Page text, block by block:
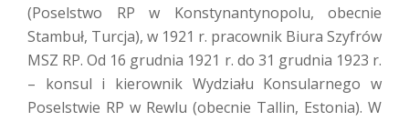
(Poselstwo RP w Konstynantynopolu, obecnie
Stambuł, Turcja), w 1921 r. pracownik Biura Szyfrów
MSZ RP. Od 16 grudnia 1921 r. do 31 grudnia 1923 r.
– konsul i kierownik Wydziału Konsularnego w
Poselstwie RP w Rewlu (obecnie Tallin, Estonia). W